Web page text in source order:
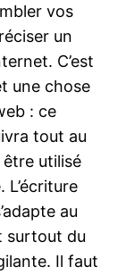
vos
un
C’est
une chose
: ce
tout au
utilisé
au
surtout du
Il faut